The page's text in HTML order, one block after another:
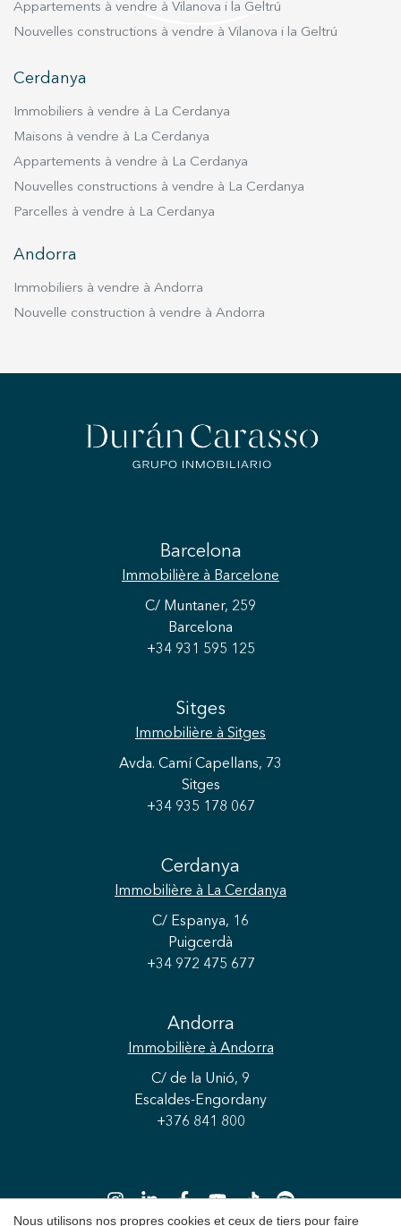
Appartements à vendre à Vilanova i la Geltrú
Nouvelles constructions à vendre à Vilanova i la Geltrú
Cerdanya
Immobiliers à vendre à La Cerdanya
Maisons à vendre à La Cerdanya
Appartements à vendre à La Cerdanya
Nouvelles constructions à vendre à La Cerdanya
Parcelles à vendre à La Cerdanya
Andorra
Immobiliers à vendre à Andorra
Nouvelle construction à vendre à Andorra
Barcelona
Immobilière à Barcelone
C/ Muntaner, 259
Barcelona
+34 931 595 125
Sitges
Immobilière à Sitges
Avda. Camí Capellans, 73
Sitges
+34 935 178 067
Cerdanya
Immobilière à La Cerdanya
C/ Espanya, 16
Puigcerdà
+34 972 475 677
Andorra
Immobilière à Andorra
C/ de la Unió, 9
Escaldes-Engordany
+376 841 800
Nous utilisons nos propres cookies et ceux de tiers pour faire